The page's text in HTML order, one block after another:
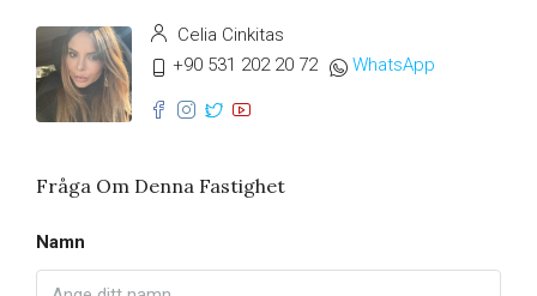
Celia Cinkitas
+90 531 202 20 72
WhatsApp
Fråga Om Denna Fastighet
Namn